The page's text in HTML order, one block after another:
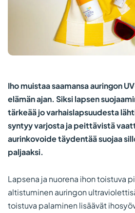
Iho muistaa saamansa auringon
elämän ajan. Siksi lapsen
tärkeää jo varhaislapsuudesta
syntyy varjosta ja peittävistä
aurinkovoide täydentää suojaa
paljaaksi.
Lapsena ja nuorena ihon toistuva
altistuminen auringon
toistuva palaminen lisäävät